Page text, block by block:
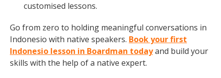
customised lessons.
Go from zero to holding meaningful conversations in
Indonesio with native speakers. Book your first
Indonesio lesson in Boardman todayand build your
skills with the help of a native expert.